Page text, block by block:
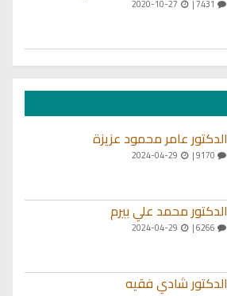
الدكتور عامر محمود عزيزة
الدكتور محمد علي بيرم
الدكتور شادي فقيه